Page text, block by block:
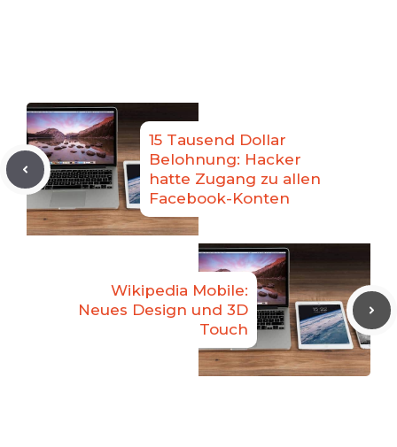
15 Tausend Dollar
Belohnung: Hacker
hatte Zugang zu allen
Facebook-Konten
Wikipedia Mobile:
Neues Design und 3D
Touch